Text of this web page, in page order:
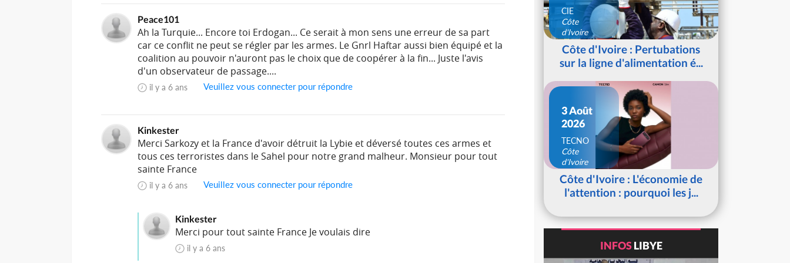
Peace101
Ah la Turquie... Encore toi Erdogan... Ce serait à mon sens une erreur de sa part
car ce conflit ne peut se régler par les armes. Le Gnrl Haftar aussi bien équipé et la
coalition au pouvoir n'auront pas le choix que de coopérer à la fin... Juste l'avis
d'un observateur de passage....
il y a 6 ans Veuillez vous connecter pour répondre
Kinkester
Merci Sarkozy et la France d'avoir détruit la Lybie et déversé toutes ces armes et
tous ces terroristes dans le Sahel pour notre grand malheur. Monsieur pour tout
sainte France
il y a 6 ans Veuillez vous connecter pour répondre
Kinkester
Merci pour tout sainte France Je voulais dire
il y a 6 ans
CIE
Côte
d'Ivoire
Côte d'Ivoire : Pertubations
sur la ligne d'alimentation é...
3 Août
2026
TECNO
Côte
d'Ivoire
Côte d'Ivoire : L'économie de
l'attention : pourquoi les j...
INFOSLIBYE